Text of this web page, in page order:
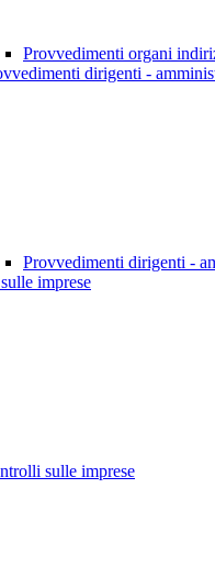
Provvedimenti organi
dirigenti -
Provvedimenti dirigenti -
imprese
sulle imprese